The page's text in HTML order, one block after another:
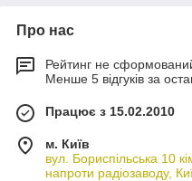
Про нас
Рейтинг не
Менше 5 відгуків за
Працює з 15.02.2010
м. Київ
вул. Бориспільська 10
напроти радіозаводу,